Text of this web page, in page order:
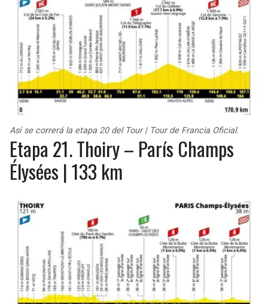
Así se correrá la etapa 20 del Tour | Tour de Francia Oficial.
Etapa 21. Thoiry – París Champs
Élysées | 133 km